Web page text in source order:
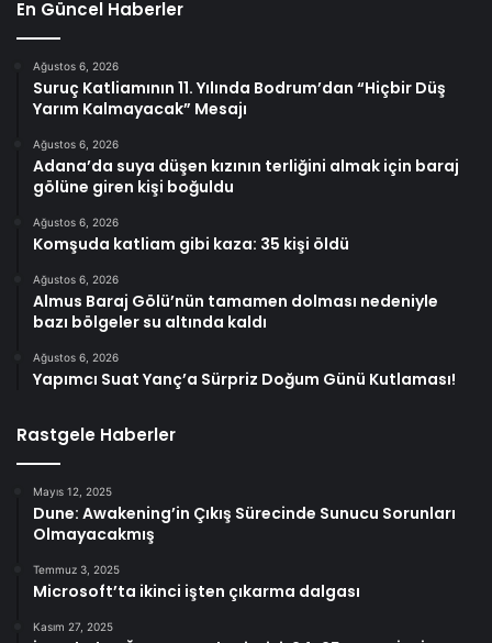
En Güncel Haberler
Ağustos 6, 2026
Suruç Katliamının 11. Yılında Bodrum’dan “Hiçbir Düş
Yarım Kalmayacak” Mesajı
Ağustos 6, 2026
Adana’da suya düşen kızının terliğini almak için baraj
gölüne giren kişi boğuldu
Ağustos 6, 2026
Komşuda katliam gibi kaza: 35 kişi öldü
Ağustos 6, 2026
Almus Baraj Gölü’nün tamamen dolması nedeniyle
bazı bölgeler su altında kaldı
Ağustos 6, 2026
Yapımcı Suat Yanç’a Sürpriz Doğum Günü Kutlaması!
Rastgele Haberler
Mayıs 12, 2025
Dune: Awakening’in Çıkış Sürecinde Sunucu Sorunları
Olmayacakmış
Temmuz 3, 2025
Microsoft’ta ikinci işten çıkarma dalgası
Kasım 27, 2025